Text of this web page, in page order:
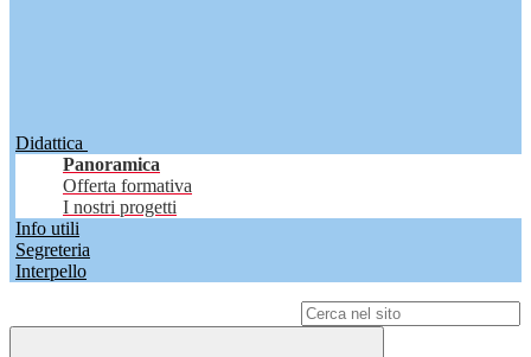
Didattica
Panoramica
Offerta formativa
I nostri progetti
Info utili
Segreteria
Interpello